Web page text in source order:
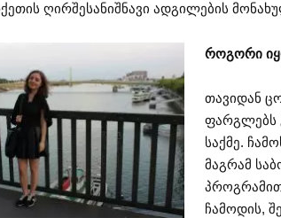
ღირშესანიშნავი ადგილების
როგორი
თავიდან
ფარგლებს
საქმე.
მაგრამ
ჩამოდის,